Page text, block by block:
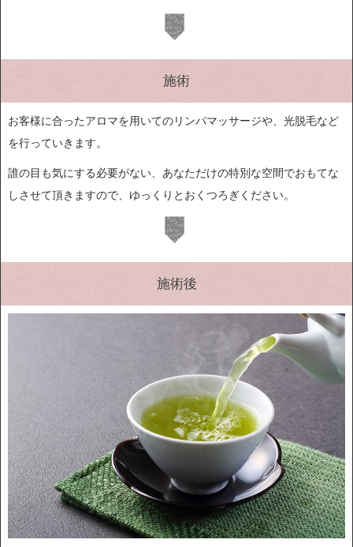
施術
お客様に合ったアロマを用いてのリンパマッサージや、光脱毛など
を行っていきます。
誰の目も気にする必要がない、あなただけの特別な空間でおもてな
しさせて頂きますので、ゆっくりとおくつろぎください。
施術後